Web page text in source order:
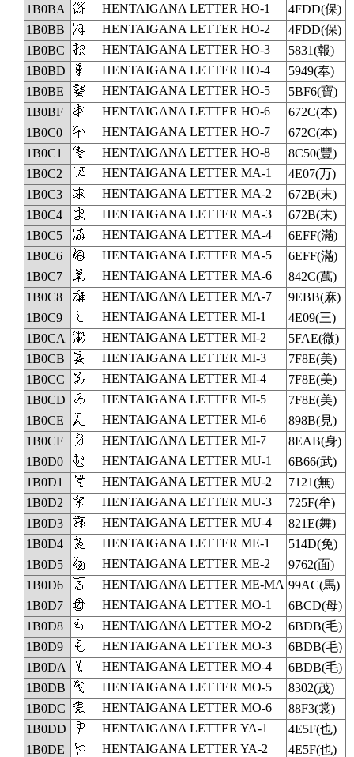
1B0BA
𛂺 HENTAIGANA LETTER HO-1
4FDD(保)
1B0BB
𛂻 HENTAIGANA LETTER HO-2
4FDD(保)
1B0BC
𛂼 HENTAIGANA LETTER HO-3
5831(報)
1B0BD
𛂽 HENTAIGANA LETTER HO-4
5949(奉)
1B0BE
𛂾 HENTAIGANA LETTER HO-5
5BF6(寶)
1B0BF
𛂿 HENTAIGANA LETTER HO-6
672C(本)
1B0C0
𛃀 HENTAIGANA LETTER HO-7
672C(本)
1B0C1
𛃁 HENTAIGANA LETTER HO-8
8C50(豐)
1B0C2
𛃂 HENTAIGANA LETTER MA-1
4E07(万)
1B0C3
𛃃 HENTAIGANA LETTER MA-2
672B(末)
1B0C4
𛃄 HENTAIGANA LETTER MA-3
672B(末)
1B0C5
𛃅 HENTAIGANA LETTER MA-4
6EFF(滿)
1B0C6
𛃆 HENTAIGANA LETTER MA-5
6EFF(滿)
1B0C7
𛃇 HENTAIGANA LETTER MA-6
842C(萬)
1B0C8
𛃈 HENTAIGANA LETTER MA-7
9EBB(麻)
1B0C9
𛃉 HENTAIGANA LETTER MI-1
4E09(三)
1B0CA
𛃊 HENTAIGANA LETTER MI-2
5FAE(微)
1B0CB
𛃋 HENTAIGANA LETTER MI-3
7F8E(美)
1B0CC
𛃌 HENTAIGANA LETTER MI-4
7F8E(美)
1B0CD
𛃍 HENTAIGANA LETTER MI-5
7F8E(美)
1B0CE
𛃎 HENTAIGANA LETTER MI-6
898B(見)
1B0CF
𛃏 HENTAIGANA LETTER MI-7
8EAB(身)
1B0D0
𛃐 HENTAIGANA LETTER MU-1
6B66(武)
1B0D1
𛃑 HENTAIGANA LETTER MU-2
7121(無)
1B0D2
𛃒 HENTAIGANA LETTER MU-3
725F(牟)
1B0D3
𛃓 HENTAIGANA LETTER MU-4
821E(舞)
1B0D4
𛃔 HENTAIGANA LETTER ME-1
514D(免)
1B0D5
𛃕 HENTAIGANA LETTER ME-2
9762(面)
1B0D6
𛃖 HENTAIGANA LETTER ME-MA 99AC(馬)
1B0D7
𛃗 HENTAIGANA LETTER MO-1
6BCD(母)
1B0D8
𛃘 HENTAIGANA LETTER MO-2
6BDB(毛)
1B0D9
𛃙 HENTAIGANA LETTER MO-3
6BDB(毛)
1B0DA
𛃚 HENTAIGANA LETTER MO-4
6BDB(毛)
1B0DB
𛃛 HENTAIGANA LETTER MO-5
8302(茂)
1B0DC 𛃜 HENTAIGANA LETTER MO-6
88F3(裳)
1B0DD 𛃝 HENTAIGANA LETTER YA-1
4E5F(也)
1B0DE
𛃞 HENTAIGANA LETTER YA-2
4E5F(也)